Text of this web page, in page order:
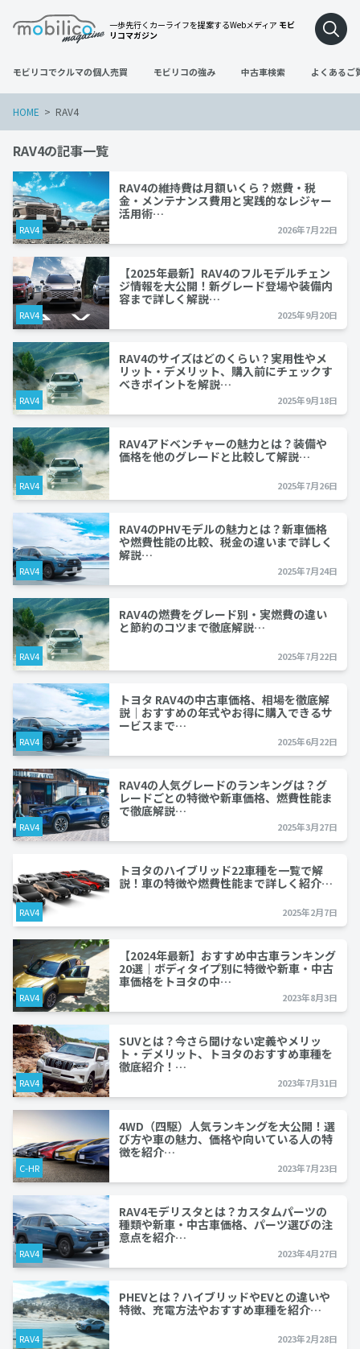
一歩先行くカーライフを提案するWebメディア モビ
リコマガジン
モビリコでクルマの個人売買 モビリコの強み 中古車検索 よくあるご
HOME RAV4
RAV4の記事一覧
RAV4
RAV4の維持費は月額いくら？燃費・税
金・メンテナンス費用と実践的なレジャー
活用術…
2026年7月22日
RAV4
【2025年最新】RAV4のフルモデルチェン
ジ情報を大公開！新グレード登場や装備内
容まで詳しく解説…
2025年9月20日
RAV4
RAV4のサイズはどのくらい？実用性やメ
リット・デメリット、購入前にチェックす
べきポイントを解説…
2025年9月18日
RAV4
RAV4アドベンチャーの魅力とは？装備や
価格を他のグレードと比較して解説…
2025年7月26日
RAV4
RAV4のPHVモデルの魅力とは？新車価格
や燃費性能の比較、税金の違いまで詳しく
解説…
2025年7月24日
RAV4
RAV4の燃費をグレード別・実燃費の違い
と節約のコツまで徹底解説…
2025年7月22日
RAV4
トヨタ RAV4の中古車価格、相場を徹底解
説｜おすすめの年式やお得に購入できるサ
ービスまで…
2025年6月22日
RAV4
RAV4の人気グレードのランキングは？グ
レードごとの特徴や新車価格、燃費性能ま
で徹底解説…
2025年3月27日
RAV4
トヨタのハイブリッド22車種を一覧で解
説！車の特徴や燃費性能まで詳しく紹介…
2025年2月7日
RAV4
【2024年最新】おすすめ中古車ランキング
20選｜ボディタイプ別に特徴や新車・中古
車価格をトヨタの中…
2023年8月3日
RAV4
SUVとは？今さら聞けない定義やメリッ
ト・デメリット、トヨタのおすすめ車種を
徹底紹介！…
2023年7月31日
C-HR
4WD（四駆）人気ランキングを大公開！選
び方や車の魅力、価格や向いている人の特
徴を紹介…
2023年7月23日
RAV4
RAV4モデリスタとは？カスタムパーツの
種類や新車・中古車価格、パーツ選びの注
意点を紹介…
2023年4月27日
RAV4
PHEVとは？ハイブリッドやEVとの違いや
特徴、充電方法やおすすめ車種を紹介…
2023年2月28日